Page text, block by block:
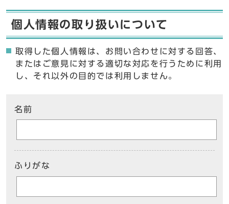
個人情報の取り扱いについて
取得した個人情報は、お問い合わせに対する回答、
またはご意見に対する適切な対応を行うために利用
し、それ以外の目的では利用しません。
名前
ふりがな